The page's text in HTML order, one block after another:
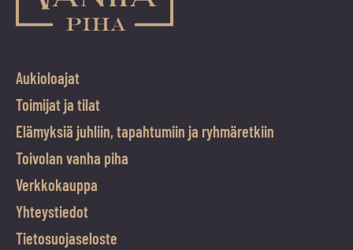
Aukioloajat
Toimijat ja tilat
Elämyksiä juhliin, tapahtumiin ja ryhmäretkiin
Toivolan vanha piha
Verkkokauppa
Yhteystiedot
Tietosuojaseloste